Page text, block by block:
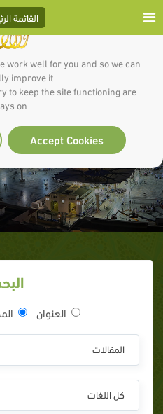
work well for you and so we can
improve it.
to keep the site functioning are
on
Accept Cookies
القائمة
وبشر
العنوان
المقالات
كل اللغات